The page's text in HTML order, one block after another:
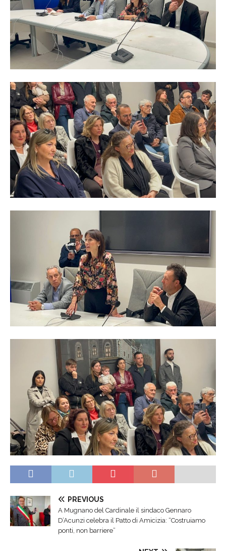
PREVIOUS
A Mugnano del Cardinale il sindaco Gennaro
D’Acunzi celebra il Patto di Amicizia: “Costruiamo
ponti, non barriere”